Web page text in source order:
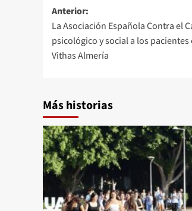
Navegación
de
entradas
Anterior:
La Asociación Española Contra el
psicológico y social a los
Vithas Almería
Más historias